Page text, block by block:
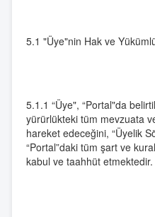
5.1 "Üye"nin Hak ve
5.1.1 “Üye", “Portal"da
yürürlükteki tüm mevzuata
hareket edeceğini, “Üyelik
“Portal”daki tüm şart ve
kabul ve taahhüt etmektedir.